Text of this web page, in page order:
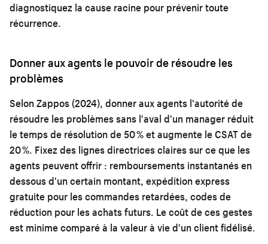
diagnostiquez la cause racine pour prévenir toute
récurrence.
Donner aux agents le pouvoir de résoudre les
problèmes
Selon Zappos (2024), donner aux agents l'autorité de
résoudre les problèmes sans l'aval d'un manager réduit
le temps de résolution de 50 % et augmente le CSAT de
20 %. Fixez des lignes directrices claires sur ce que les
agents peuvent offrir : remboursements instantanés en
dessous d'un certain montant, expédition express
gratuite pour les commandes retardées, codes de
réduction pour les achats futurs. Le coût de ces gestes
est minime comparé à la valeur à vie d'un client fidélisé.